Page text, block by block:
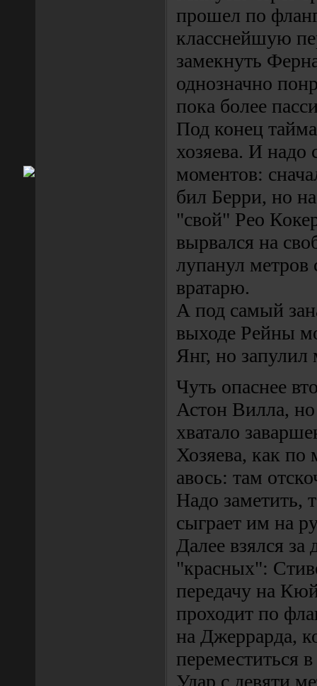
прошел по
класснейшую
замекнуть
однозначно
пока более
Под конец
хозяева. И надо
моментов:
бил Берри, но
"свой" Рео
вырвался на
лупанул метров
вратарю.
А под самый
выходе Рейны
Янг, но
Чуть опаснее
Астон Вилла,
хватало
Хозяева, как по
авось: там
Надо заметить,
сыграет им на
Далее взялся за
"красных":
передачу на
проходит по
на Джеррарда,
переместиться
Удар с девяти